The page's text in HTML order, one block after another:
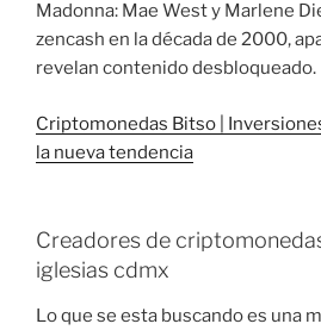
Madonna: Mae West y Marlene
zencash en la década de 2000,
revelan contenido desbloqueado.
Criptomonedas Bitso |
la nueva tendencia
Creadores de
iglesias cdmx
Lo que se esta buscando es una